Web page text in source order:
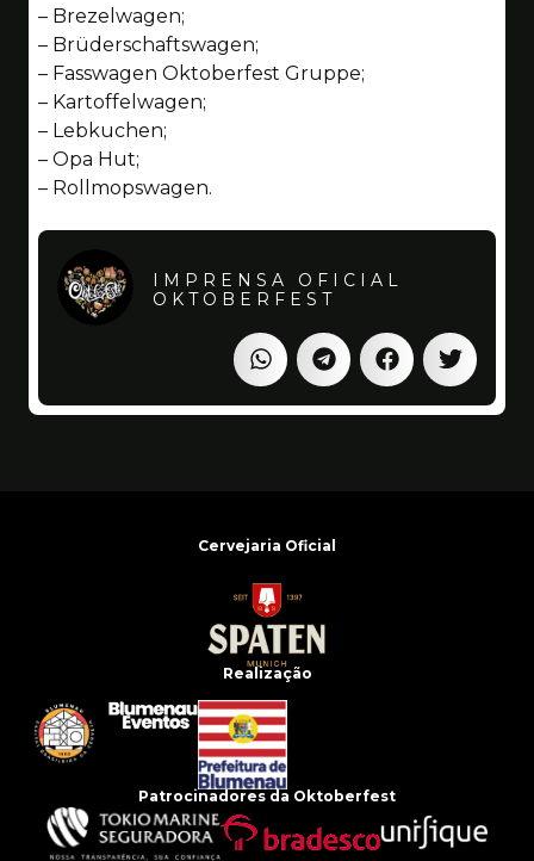
– Brezelwagen;
– Brüderschaftswagen;
– Fasswagen Oktoberfest Gruppe;
– Kartoffelwagen;
– Lebkuchen;
– Opa Hut;
– Rollmopswagen.
IMPRENSA OFICIAL
OKTOBERFEST
Cervejaria Oficial
Realização
Patrocinadores da Oktoberfest